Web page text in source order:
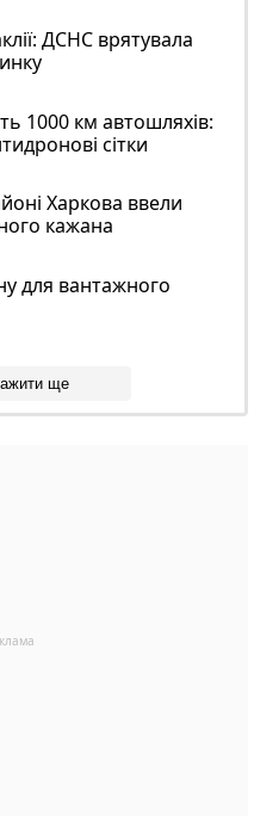
ДСНС врятувала
1000 км автошляхів:
сітки
Харкова ввели
кажана
для вантажного
ще